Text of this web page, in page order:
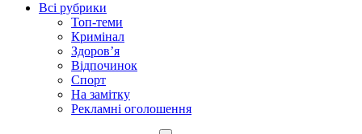
Всі рубрики
Топ-теми
Кримінал
Здоров’я
Відпочинок
Спорт
На замітку
Рекламні оголошення